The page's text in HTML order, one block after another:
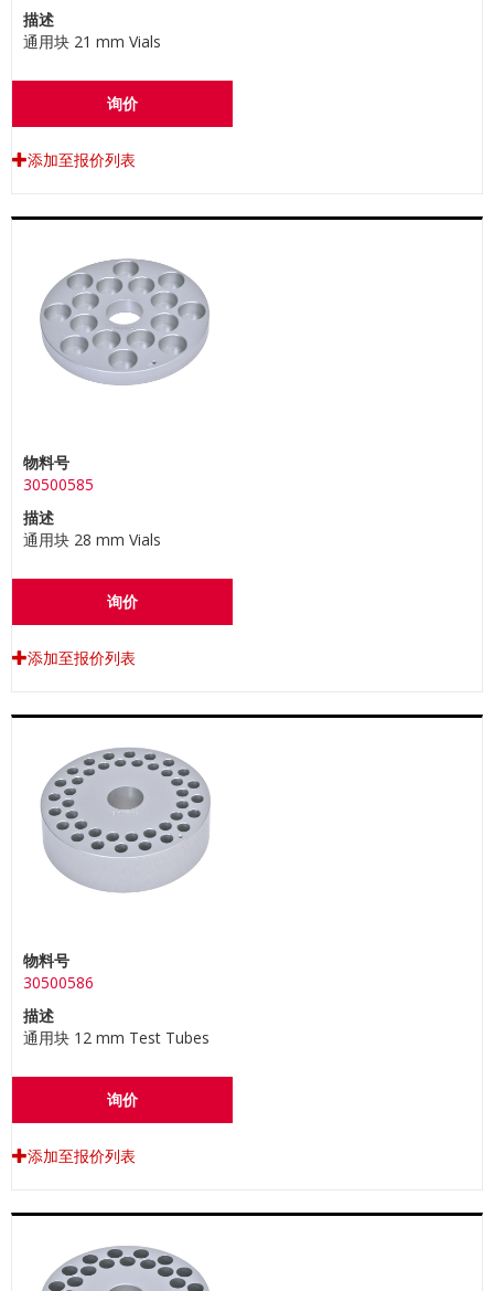
描述
通用块 21 mm Vials
询价
添加至报价列表
物料号
30500585
描述
通用块 28 mm Vials
询价
添加至报价列表
物料号
30500586
描述
通用块 12 mm Test Tubes
询价
添加至报价列表